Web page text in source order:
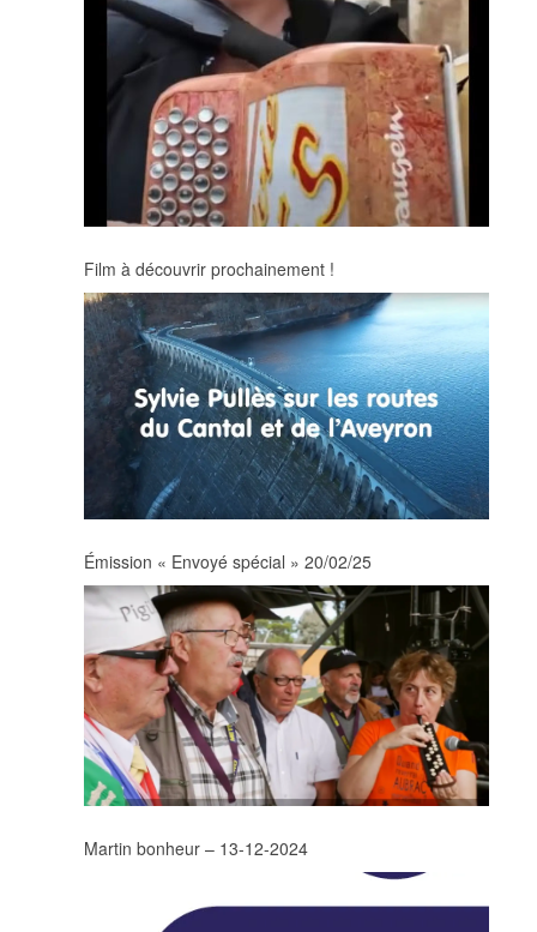
Film à découvrir prochainement !
Émission « Envoyé spécial » 20/02/25
Martin bonheur – 13-12-2024